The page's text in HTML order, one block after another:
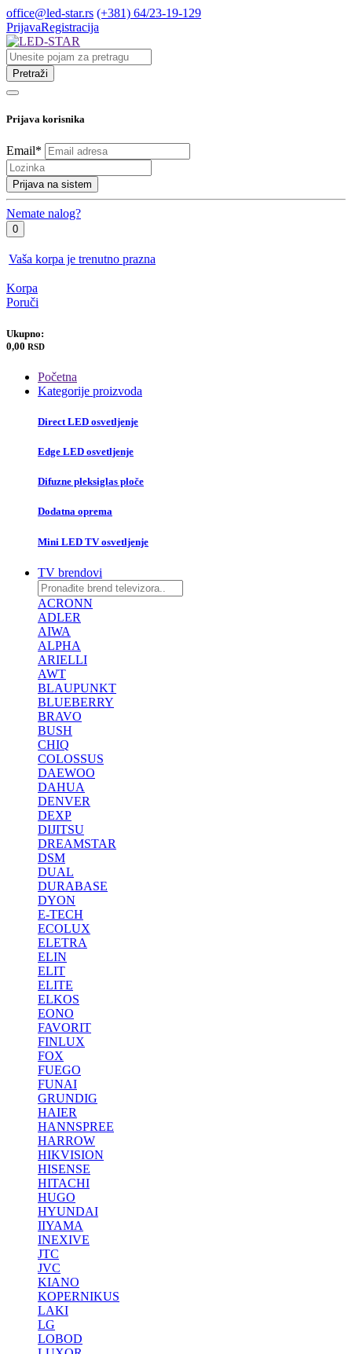
office@led-star.rs (+381) 64/23-19-129
PrijavaRegistracija
Pretraži
Prijava korisnika
Email*
Prijava na sistem
Nemate nalog?
0
Vaša korpa je trenutno prazna
Korpa
Poruči
Ukupno:
0,00 RSD
Početna
Kategorije proizvoda
Direct LED osvetljenje
Edge LED osvetljenje
Difuzne pleksiglas ploče
Dodatna oprema
Mini LED TV osvetljenje
TV brendovi
ACRONN
ADLER
AIWA
ALPHA
ARIELLI
AWT
BLAUPUNKT
BLUEBERRY
BRAVO
BUSH
CHIQ
COLOSSUS
DAEWOO
DAHUA
DENVER
DEXP
DIJITSU
DREAMSTAR
DSM
DUAL
DURABASE
DYON
E-TECH
ECOLUX
ELETRA
ELIN
ELIT
ELITE
ELKOS
EONO
FAVORIT
FINLUX
FOX
FUEGO
FUNAI
GRUNDIG
HAIER
HANNSPREE
HARROW
HIKVISION
HISENSE
HITACHI
HUGO
HYUNDAI
IIYAMA
INEXIVE
JTC
JVC
KIANO
KOPERNIKUS
LAKI
LG
LOBOD